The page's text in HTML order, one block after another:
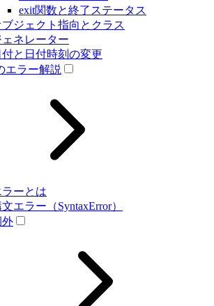
exit関数と終了ステータス
ブジェクト指向とクラス
ェネレーター
付と日付時刻の変更
エラー解説
ラーとは
エラー（SyntaxError）
外